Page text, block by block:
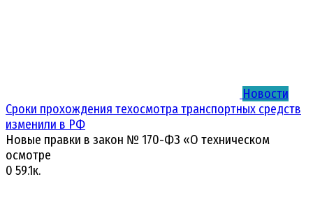
Новости
Сроки прохождения техосмотра транспортных средств
изменили в РФ
Новые правки в закон № 170-ФЗ «О техническом
осмотре
0 59.1к.